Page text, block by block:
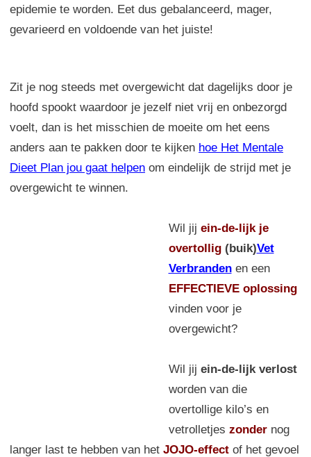
epidemie te worden. Eet dus gebalanceerd, mager,
gevarieerd en voldoende van het juiste!
Zit je nog steeds met overgewicht dat dagelijks door je
hoofd spookt waardoor je jezelf niet vrij en onbezorgd
voelt, dan is het misschien de moeite om het eens
anders aan te pakken door te kijken hoe Het Mentale
Dieet Plan jou gaat helpen om eindelijk de strijd met je
overgewicht te winnen.
Wil jij ein-de-lijk je
overtollig(buik)Vet
Verbranden en een
EFFECTIEVE oplossing
vinden voor je
overgewicht?
Wil jij ein-de-lijk verlost
worden van die
overtollige kilo’s en
vetrolletjes zondernog
langer last te hebben van het JOJO-effect of het gevoel